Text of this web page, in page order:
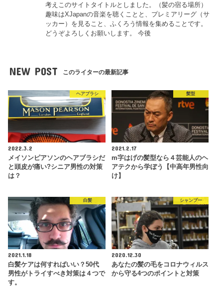
考えこのサイトタイトルとしました。（髪の宿る場所）
趣味はXJapanの音楽を聴くことと、プレミアリーグ（サ
ッカー）を見ること、ふくろう情報を集めることです。
どうぞよろしくお願いします。 今後
NEW POST このライターの最新記事
ヘアブラシ
2022.3.2
メイソンピアソンのヘアブラシだ
と頭皮が痛い?シニア男性の対策
は？
髪型
2021.2.17
m字はげの髪型なら４芸能人のヘ
アテクから学ぼう【中高年男性向
け】
白髪
2021.1.18
白髪ケアは何すればいい？50代
男性がトライすべき対策は４つで
す。
シャンプー
2020.12.30
あなたの髪の毛をコロナウィルス
から守る4つのポイントと対策